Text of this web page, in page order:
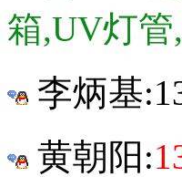
箱,UV灯
李炳基:
黄朝阳: